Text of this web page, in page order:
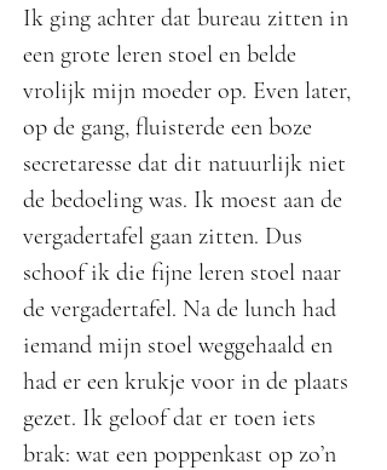
Ik ging achter dat bureau zitten in
een grote leren stoel en belde
vrolijk mijn moeder op. Even later,
op de gang, fluisterde een boze
secretaresse dat dit natuurlijk niet
de bedoeling was. Ik moest aan de
vergadertafel gaan zitten. Dus
schoof ik die fijne leren stoel naar
de vergadertafel. Na de lunch had
iemand mijn stoel weggehaald en
had er een krukje voor in de plaats
gezet. Ik geloof dat er toen iets
brak: wat een poppenkast op zo’n